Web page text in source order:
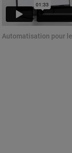
Automatisation pour